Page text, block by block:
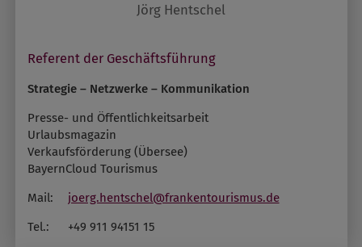
Jörg Hentschel
Referent der Geschäftsführung
Strategie – Netzwerke – Kommunikation
Presse- und Öffentlichkeitsarbeit
Urlaubsmagazin
Verkaufsförderung (Übersee)
BayernCloud Tourismus
Mail:
joerg.hentschel@frankentourismus.de
Tel.:
+49 911 94151 15